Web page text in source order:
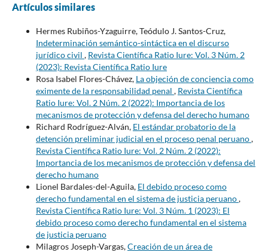
Artículos similares
Hermes Rubiños-Yzaguirre, Teódulo J. Santos-Cruz,
Indeterminación semántico-sintáctica en el discurso
jurídico civil , Revista Científica Ratio Iure: Vol. 3 Núm. 2
(2023): Revista Científica Ratio Iure
Rosa Isabel Flores-Chávez, La objeción de conciencia como
eximente de la responsabilidad penal , Revista Científica
Ratio Iure: Vol. 2 Núm. 2 (2022): Importancia de los
mecanismos de protección y defensa del derecho humano
Richard Rodríguez-Alván, El estándar probatorio de la
detención preliminar judicial en el proceso penal peruano,
Revista Científica Ratio Iure: Vol. 2 Núm. 2 (2022):
Importancia de los mecanismos de protección y defensa del
derecho humano
Lionel Bardales-del-Aguila, El debido proceso como
derecho fundamental en el sistema de justicia peruano,
Revista Científica Ratio Iure: Vol. 3 Núm. 1 (2023): El
debido proceso como derecho fundamental en el sistema
de justicia peruano
Milagros Joseph-Vargas,Creación de un área de